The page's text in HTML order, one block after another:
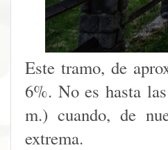
Este tramo, de
6%. No es hasta
m.) cuando, de
extrema.